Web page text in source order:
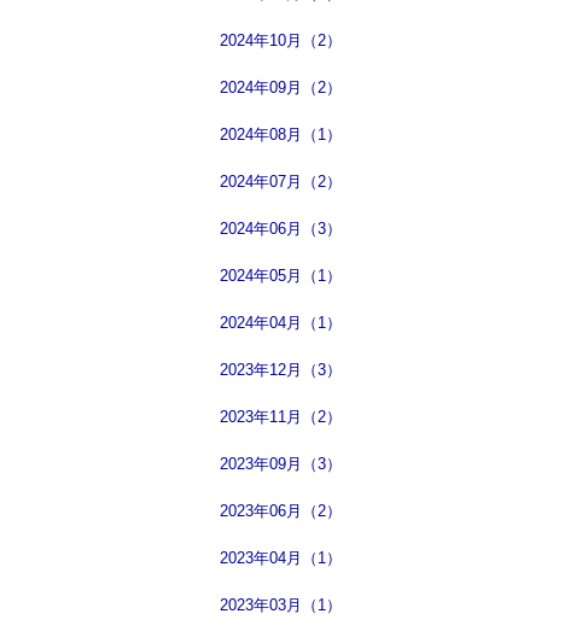
2024年10月（2）
2024年09月（2）
2024年08月（1）
2024年07月（2）
2024年06月（3）
2024年05月（1）
2024年04月（1）
2023年12月（3）
2023年11月（2）
2023年09月（3）
2023年06月（2）
2023年04月（1）
2023年03月（1）